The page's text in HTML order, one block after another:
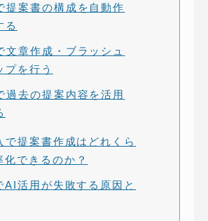
提案書の構成を自動作
る
文章作成・ブラッシュ
プを行う
過去の提案内容を活用
で提案書作成はどれくら
化できるのか？
AI活用が失敗する原因と